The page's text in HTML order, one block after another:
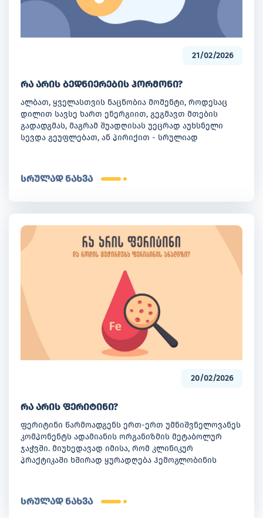
21/02/2026
რა არის ბედნიერების ჰორმონი?
ალბათ, ყველასთვის ნაცნობია მომენტი, როდესაც
დილით სავსე ხართ ენერგიით, გეგმავთ მთების
გადადგმას, მაგრამ შუადღისას უეცრად აუხსნელი
სევდა გეუფლებათ, ან პირიქით - სრულიად
გვსმენია ფრაზა „ჰორმონები გაქვს ათამაშებული“ ან
„ეს ყველაფერი ჰორმონების ბრალია“. თუმცა,
სრულად ნახვა
20/02/2026
რა არის ფერიტინი?
ფერიტინი წარმოადგენს ერთ-ერთ უმნიშვნელოვანეს
კომპონენტს ადამიანის ორგანიზმის მეტაბოლურ
ჯაჭვში. მიუხედავად იმისა, რომ კლინიკურ
პრაქტიკაში ხშირად ყურადღება ჰემოგლობინის
ეტაპზე იდენტიფიცირების საშუალებას იძლევა. იგი
არის ცილა, რომელიც პასუხისმგებელია რკინის
სრულად ნახვა